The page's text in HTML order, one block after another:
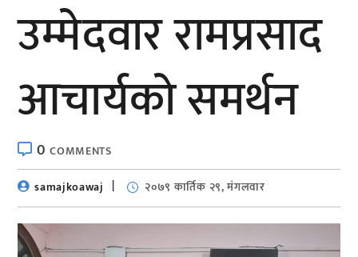
उम्मेदवार रामप्रसाद
आचार्यकाे समर्थन
0COMMENTS
samajkoawaj
२०७९ कार्तिक २९, मंगलवार